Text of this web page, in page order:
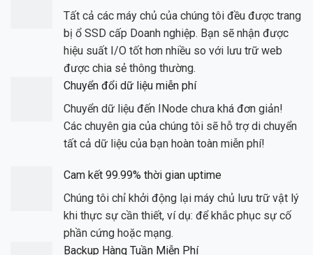
Tất cả các máy chủ của chúng tôi đều được trang
bị ổ SSD cấp Doanh nghiệp. Bạn sẽ nhận được
hiệu suất I/O tốt hơn nhiều so với lưu trữ web
được chia sẻ thông thường.
Chuyển đổi dữ liệu miễn phí
Chuyển dữ liệu đến INode chưa khá đơn giản!
Các chuyên gia của chúng tôi sẽ hỗ trợ di chuyển
tất cả dữ liệu của bạn hoàn toàn miễn phí!
Cam kết 99.99% thời gian uptime
Chúng tôi chỉ khởi động lại máy chủ lưu trữ vật lý
khi thực sự cần thiết, ví dụ: để khắc phục sự cố
phần cứng hoặc mạng.
Backup Hàng Tuần Miễn Phí